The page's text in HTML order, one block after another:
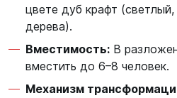
цвете дуб крафт
дерева).
Вместимость: В
вместить до 6–8 человек.
Механизм